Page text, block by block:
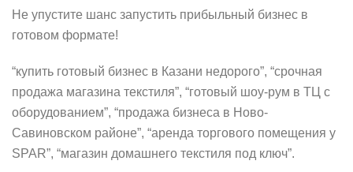
Не упустите шанс запустить прибыльный бизнес в
готовом формате!
“купить готовый бизнес в Казани недорого”, “срочная
продажа магазина текстиля”, “готовый шоу-рум в ТЦ с
оборудованием”, “продажа бизнеса в Ново-
Савиновском районе”, “аренда торгового помещения у
SPAR”, “магазин домашнего текстиля под ключ”.